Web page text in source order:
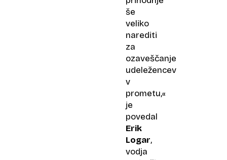
še
veliko
narediti
za
ozaveščanje
udeležencev
v
prometu,«
je
povedal
Erik
Logar,
vodja